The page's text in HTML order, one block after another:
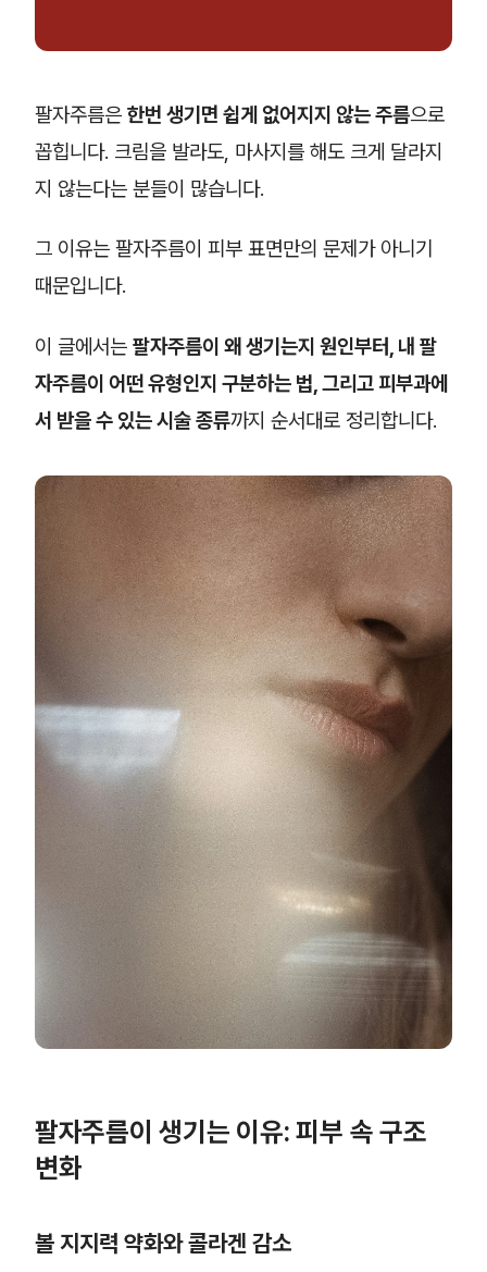
팔자주름은 한번 생기면 쉽게 없어지지 않는 주름으로
꼽힙니다. 크림을 발라도, 마사지를 해도 크게 달라지
지 않는다는 분들이 많습니다.
그 이유는 팔자주름이 피부 표면만의 문제가 아니기
때문입니다.
이 글에서는 팔자주름이 왜 생기는지 원인부터, 내 팔
자주름이 어떤 유형인지 구분하는 법, 그리고 피부과에
서 받을 수 있는 시술 종류까지 순서대로 정리합니다.
팔자주름이 생기는 이유: 피부 속 구조
변화
볼 지지력 약화와 콜라겐 감소